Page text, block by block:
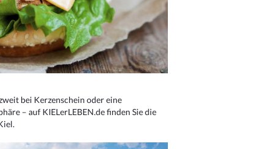
bei Kerzenschein oder eine
– auf KIELerLEBEN.de finden Sie die